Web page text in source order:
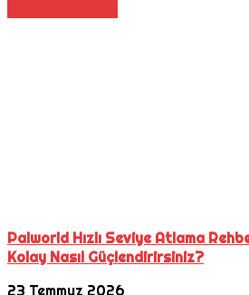
Palworld Hızlı Seviye Atlama
Kolay Nasıl Güçlendirirsiniz?
23 Temmuz 2026